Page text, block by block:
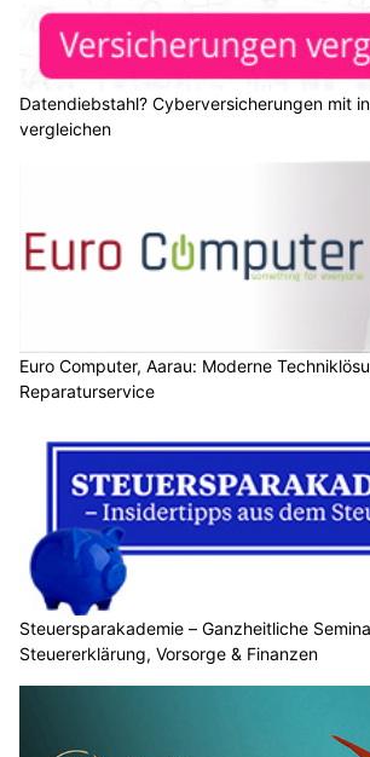
Datendiebstahl? Cyberversicherungen mit
vergleichen
Euro Computer, Aarau: Moderne
Reparaturservice
Steuersparakademie – Ganzheitliche
Steuererklärung, Vorsorge & Finanzen